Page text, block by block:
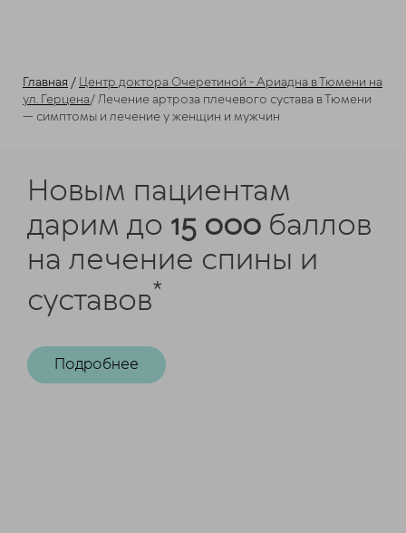
Главная / Центр доктора Очеретиной - Ариадна в Тюмени на
ул. Герцена/Лечение артроза плечевого сустава в Тюмени
— симптомы и лечение у женщин и мужчин
Новым пациентам
дарим до 15 000 баллов
на лечение спины и
суставов*
Подробнее